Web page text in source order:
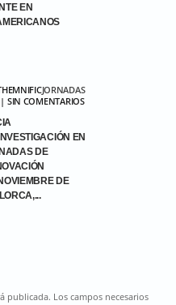
EN
JORNADAS
SIN COMENTARIOS
EN
DE
DE
publicada. Los campos necesarios